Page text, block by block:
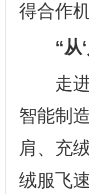
得合作
“从‘
走进
智能制
肩、充
绒服飞